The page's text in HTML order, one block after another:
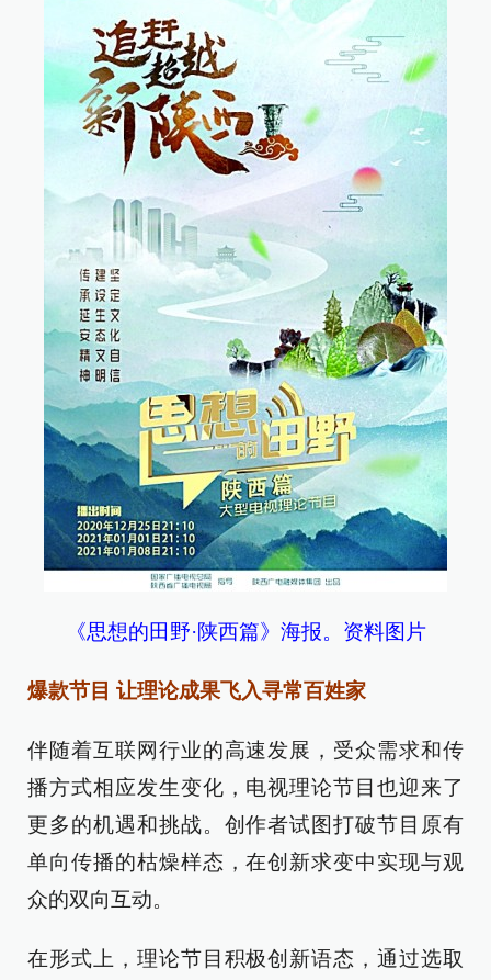
《思想的田野·陕西篇》海报。资料图片
爆款节目 让理论成果飞入寻常百姓家
伴随着互联网行业的高速发展，受众需求和传
播方式相应发生变化，电视理论节目也迎来了
更多的机遇和挑战。创作者试图打破节目原有
单向传播的枯燥样态，在创新求变中实现与观
众的双向互动。
在形式上，理论节目积极创新语态，通过选取